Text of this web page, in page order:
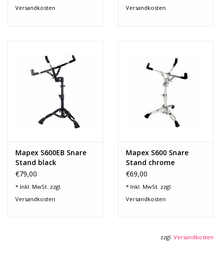
Versandkosten
Versandkosten
Mapex S600EB Snare
Stand black
€79,00
* Inkl. MwSt. zzgl.
Versandkosten
Mapex S600 Snare
Stand chrome
€69,00
* Inkl. MwSt. zzgl.
Versandkosten
zzgl. Versandkosten